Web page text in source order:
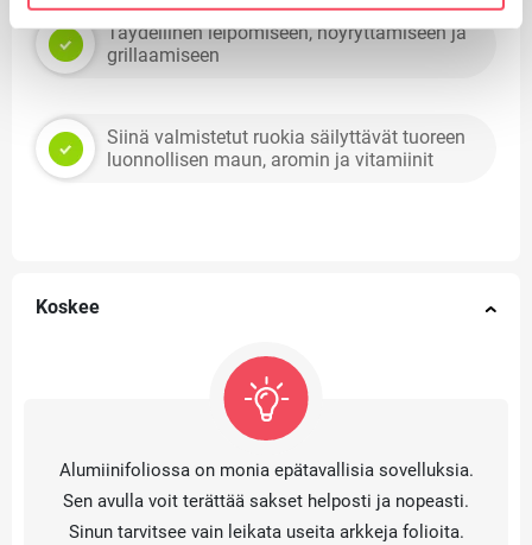
Täydellinen leipomiseen, höyryttämiseen ja
grillaamiseen
Siinä valmistetut ruokia säilyttävät tuoreen
luonnollisen maun, aromin ja vitamiinit
Koskee
Alumiinifoliossa on monia epätavallisia sovelluksia.
Sen avulla voit terättää sakset helposti ja nopeasti.
Sinun tarvitsee vain leikata useita arkkeja folioita.